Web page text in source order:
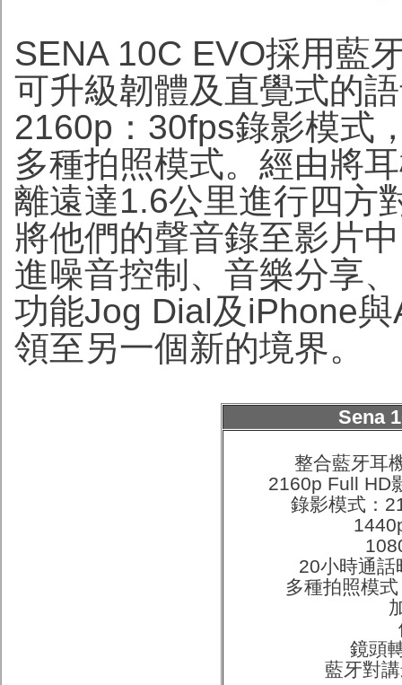
SENA 10C EVO採用藍
可升級韌體及直覺式的
2160p：30fps錄影模式
多種拍照模式。經由將
離遠達1.6公里進行四方
將他們的聲音錄至影片
進噪音控制、音樂分享
功能Jog Dial及iPhone
領至另一個新的境界。
Sena
整合藍牙耳
2160p Full HD
錄影模式：
1440p：
1080p
20小時通話
多種拍照模
鏡頭
藍牙對